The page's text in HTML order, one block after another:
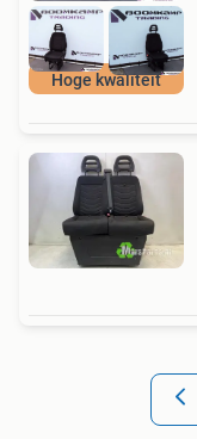
Hoge kwaliteit